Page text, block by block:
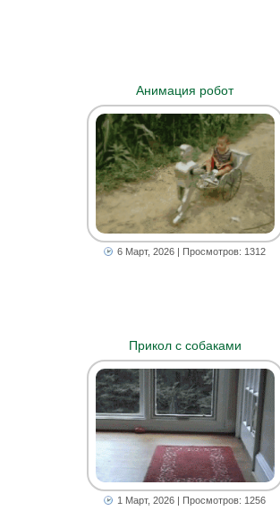
Анимация робот
6 Март, 2026 | Просмотров: 1312
Прикол с собаками
1 Март, 2026 | Просмотров: 1256